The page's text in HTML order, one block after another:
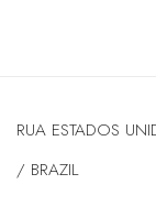
RUA ESTADOS
/ BRAZIL